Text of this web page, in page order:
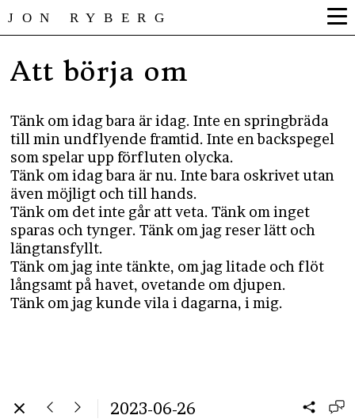
JON RYBERG
Att börja om
Tänk om idag bara är idag. Inte en springbräda
till min undflyende framtid. Inte en backspegel
som spelar upp förfluten olycka.
Tänk om idag bara är nu. Inte bara oskrivet utan
även möjligt och till hands.
Tänk om det inte går att veta. Tänk om inget
sparas och tynger. Tänk om jag reser lätt och
längtansfyllt.
Tänk om jag inte tänkte, om jag litade och flöt
långsamt på havet, ovetande om djupen.
Tänk om jag kunde vila i dagarna, i mig.
2023-06-26